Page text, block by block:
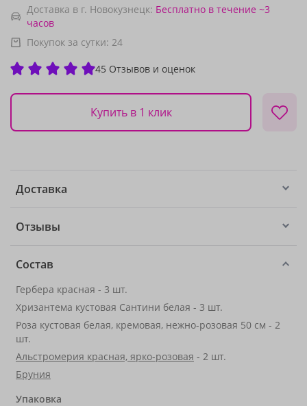
Доставка в г. Новокузнецк: Бесплатно в течение ~3
часов
Покупок за сутки: 24
45 Отзывов и оценок
Купить в 1 клик
Доставка
Отзывы
Состав
Гербера красная - 3 шт.
Хризантема кустовая Сантини белая - 3 шт.
Роза кустовая белая, кремовая, нежно-розовая 50 см - 2
шт.
Альстромерия красная, ярко-розовая - 2 шт.
Бруния
Упаковка